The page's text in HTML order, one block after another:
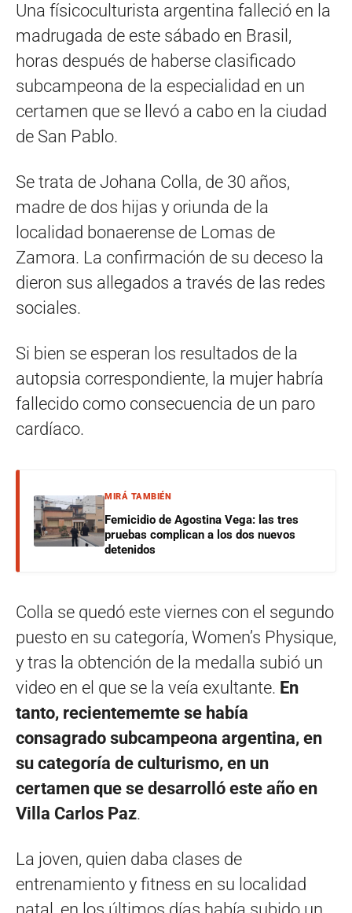
Una físicoculturista argentina falleció en la
madrugada de este sábado en Brasil,
horas después de haberse clasificado
subcampeona de la especialidad en un
certamen que se llevó a cabo en la ciudad
de San Pablo.
Se trata de Johana Colla, de 30 años,
madre de dos hijas y oriunda de la
localidad bonaerense de Lomas de
Zamora. La confirmación de su deceso la
dieron sus allegados a través de las redes
sociales.
Si bien se esperan los resultados de la
autopsia correspondiente, la mujer habría
fallecido como consecuencia de un paro
cardíaco.
MIRÁ TAMBIÉN
Femicidio de Agostina Vega: las tres
pruebas complican a los dos nuevos
detenidos
Colla se quedó este viernes con el segundo
puesto en su categoría, Women’s Physique,
y tras la obtención de la medalla subió un
video en el que se la veía exultante. En
tanto, recientememte se había
consagrado subcampeona argentina, en
su categoría de culturismo, en un
certamen que se desarrolló este año en
Villa Carlos Paz.
La joven, quien daba clases de
entrenamiento y fitness en su localidad